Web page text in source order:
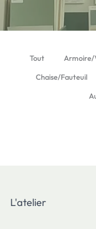
Tout
Chaise/Fauteuil
L'atelier